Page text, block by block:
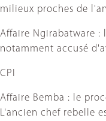
milieux proches de
Affaire Ngirabatware :
notamment accusé
CPI
Affaire Bemba : le
L'ancien chef rebelle